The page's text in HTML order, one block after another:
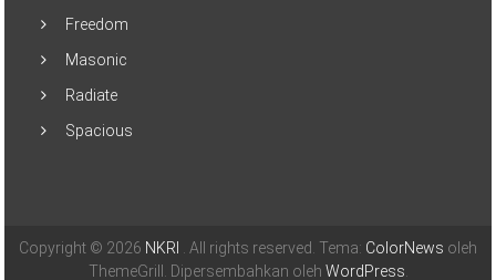
Freedom
Masonic
Radiate
Spacious
Copyright © 2026 NKRI . All rights reserved. Tema: ColorNews oleh
ThemeGrill. Dipersembahkan oleh WordPress